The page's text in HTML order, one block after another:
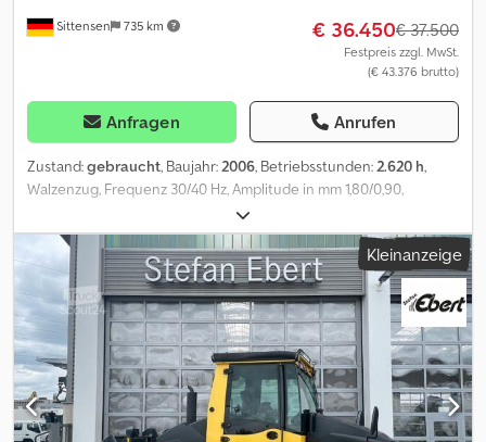
Sittensen 735 km € 36.450€ 37.500
Festpreis zzgl. MwSt.
(€ 43.376 brutto)
Anfragen Anrufen
Zustand:gebraucht, Baujahr:2006, Betriebsstunden:2.620 h,
Walzenzug, Frequenz 30/40 Hz, Amplitude in mm 1,80/0,90,
Zentrifugalkraft 135/120 Kn, Zentrifugalkraft 13,8/12,2 T, Bereifung
ca. 70/80 % gut, Betriebsstd.: 2620, guter Zustand, Fahrzeug kann
mit Werbung beklebt und/oder beschriftet sein Codpfx Afoy Nu
Ris Rerf SI86911 Unser Angebot ist generell ohne neue TÜV-
Abnahme. Falls neue TÜV-Abnahme erwünscht, unterbreiten wir
Ihnen gerne ein Angebot unserer Partnerwerkstätten! Fahrzeug
kann mit Werbung beklebt und/oder beschriftet sein. Es gelten
unsere allgemeinen Liefer- und Zahlungsbedingungen. Gerne
erstellen wir Ihnen für dieses Objekt ein Finanzierungs- oder
Leasingangebot. Bitte sprechen Sie uns an!
Kleinanzeige